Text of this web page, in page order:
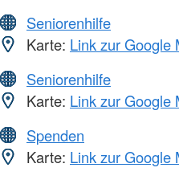
Seniorenhilfe
Karte: Link zur Google
Seniorenhilfe
Karte: Link zur Google
Spenden
Karte: Link zur Google